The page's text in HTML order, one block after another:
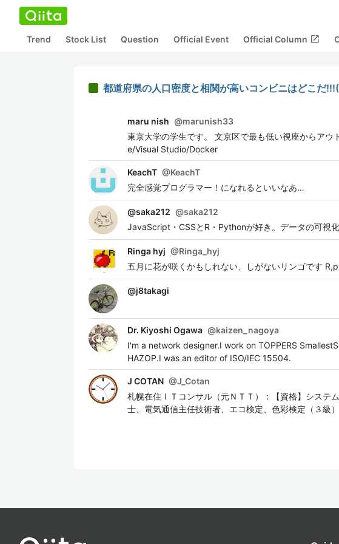
Trend Stock List Question Official Event Official Column open_in_new
都道府県の人口密度と相関が高いコンビニはどこだ
maru nish @marunish33
東京大学の学生です。 文京区で最も低い視座からア
e/Visual Studio/Docker
KeachT @KeachT
完全感覚プログラマー！になれるといいなあ…
@saka212 @saka212
JavaScript・CSSとR・Pythonが好き。データの可視
Ringa hyj @Ringa_hyj
五月に花が咲くかもしれない、しがないリンゴです
@j8takagi
Dr. Kiyoshi Ogawa @kaizen_nagoya
I'm a network designer.I work on TOPPERS
HAZOP.I was an editor of ISO/IEC 15504.
J COTAN @J_Cotan
札幌在住ＩＴコンサル（元ＮＴＴ）：【資格】システ
士、電気通信主任技術者、エコ検定、色彩検定（３級